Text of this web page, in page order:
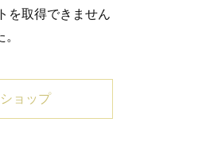
を取得できません
ョップ